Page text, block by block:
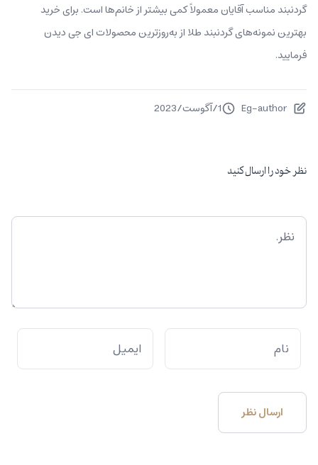
گردنبند مناسب آقایان معمولاً کمی بیشتر از خانم‌ها است. برای خرید
بهترین نمونه‌های گردنبند طلا از به‌روزترین محصولات ای جی دیدن
فرمایید.
Eg-author
1
/آگوست/
2023
نظر خود را ارسال کنید